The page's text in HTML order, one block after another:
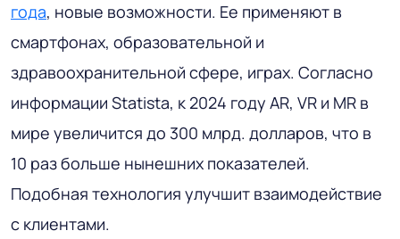
года, новые возможности. Ее применяют в
смартфонах, образовательной и
здравоохранительной сфере, играх. Согласно
информации Statista, к 2024 году AR, VR и MR в
мире увеличится до 300 млрд. долларов, что в
10 раз больше нынешних показателей.
Подобная технология улучшит взаимодействие
с клиентами.